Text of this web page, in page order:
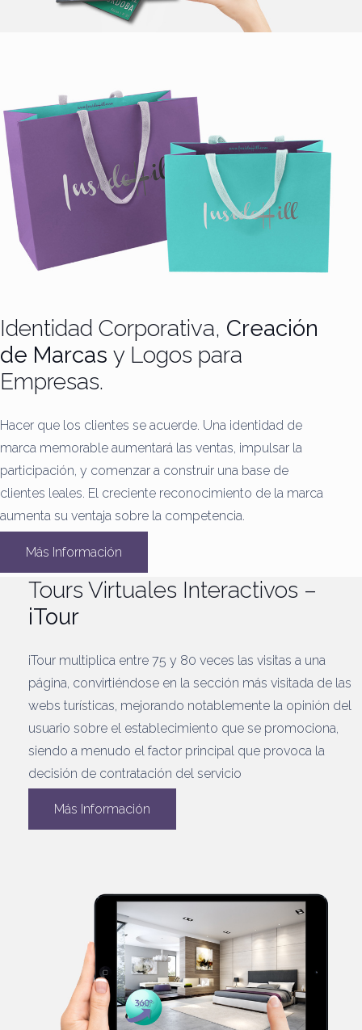
Identidad Corporativa, Creación
de Marcas y Logos para
Empresas.
Hacer que los clientes se acuerde. Una identidad de
marca memorable aumentará las ventas, impulsar la
participación, y comenzar a construir una base de
clientes leales. El creciente reconocimiento de la marca
aumenta su ventaja sobre la competencia.
Más Información
Tours Virtuales Interactivos –
iTour
iTour multiplica entre 75 y 80 veces las visitas a una
página, convirtiéndose en la sección más visitada de las
webs turísticas, mejorando notablemente la opinión del
usuario sobre el establecimiento que se promociona,
siendo a menudo el factor principal que provoca la
decisión de contratación del servicio
Más Información